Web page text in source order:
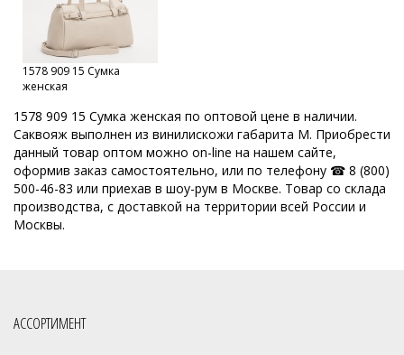
Кировские сумки
Сумки от производителя
Оптовая продажа сумок
Кожгалантерейная фабрика Оптовая база сумок
ОССО сумки оптом Киров
Производитель женских сумок Россия
Производство кожгалантереи Производитель женских сумок
1578 909 15 Сумка
женская
1578 909 15 Сумка женская по оптовой цене в наличии.
Саквояж выполнен из винилискожи габарита M. Приобрести
данный товар оптом можно on-line на нашем сайте,
оформив заказ самостоятельно, или по телефону ☎ 8 (800)
500-46-83 или приехав в шоу-рум в Москве. Товар со склада
производства, с доставкой на территории всей России и
Москвы.
АССОРТИМЕНТ